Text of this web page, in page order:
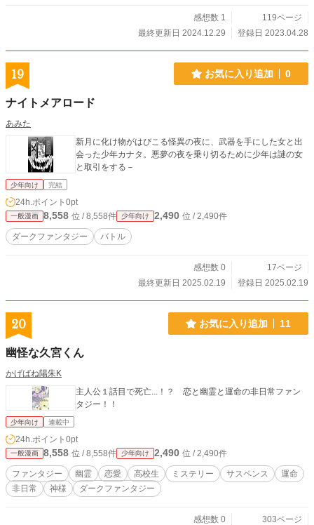
感想数 1
119ページ
最終更新日 2024.12.29
登録日 2023.04.28
19 お気に入り追加 0
ナイトメアロード
あみた
新月に化け物がはびこる怪異の夜に、武器を手にした女と出
会った少年カナタ。悪夢の夜を乗り切るために少年は謎の女
と取引をする－
少年向け 完結
24h.ポイント 0pt
一般漫画 8,558 位 / 8,558件 少年向け 2,490 位 / 2,490件
ダークファンタジー バトル
感想数 0
17ページ
最終更新日 2025.02.19
登録日 2025.02.19
20 お気に入り追加 11
幽怪な久宮くん
かげばね陽朱K
主人公１話目で死亡...！？ 恋と幽霊と運命の非日常ファン
タジー！！
少年向け 連載中
24h.ポイント 0pt
一般漫画 8,558 位 / 8,558件 少年向け 2,490 位 / 2,490件
ファンタジー 幽霊 恋愛 高校生 ミステリー サスペンス
運命
非日常
神様 ダークファンタジー
感想数 0
303ページ